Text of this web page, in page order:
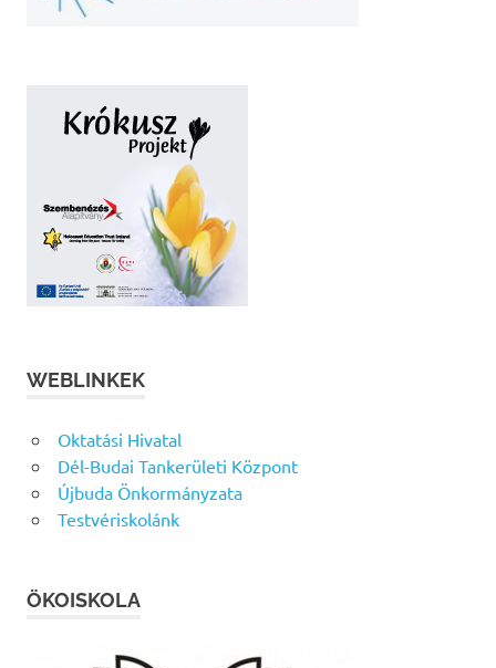
WEBLINKEK
Oktatási Hivatal
Dél-Budai Tankerületi Központ
Újbuda Önkormányzata
Testvériskolánk
ÖKOISKOLA